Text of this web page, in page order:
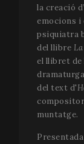
la creació
emocions i
psiquiatra
del llibre
el llibret de
del text d'
muntatge.